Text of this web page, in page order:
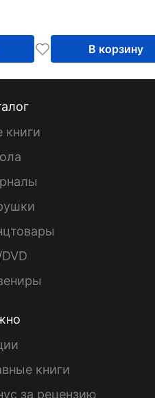
В корзину
книги
книги
за рецензию